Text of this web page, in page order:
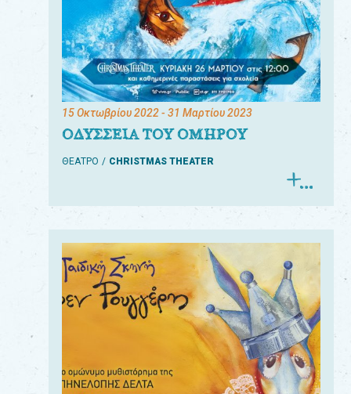
15 Οκτωβρίου 2022- 31 Μαρτίου 2023
ΟΔΥΣΣΕΙΑ ΤΟΥ ΟΜΗΡΟΥ
ΘΕΑΤΡΟ CHRISTMAS THEATER